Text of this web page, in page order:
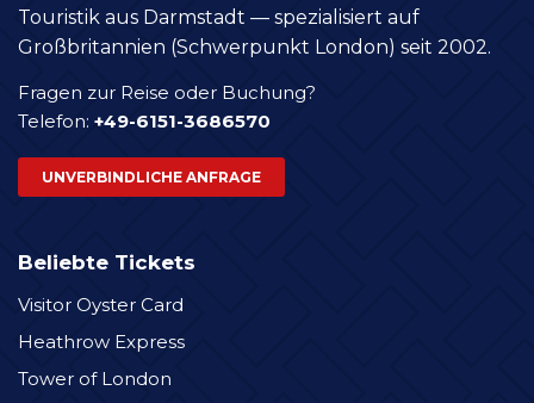
Touristik aus Darmstadt — spezialisiert auf
Großbritannien (Schwerpunkt London) seit 2002.
Fragen zur Reise oder Buchung?
Telefon: +49-6151-3686570
UNVERBINDLICHE ANFRAGE
Beliebte Tickets
Visitor Oyster Card
Heathrow Express
Tower of London